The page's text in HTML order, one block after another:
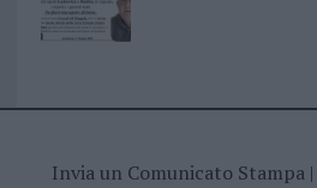
Invia un Comunicato Stampa|